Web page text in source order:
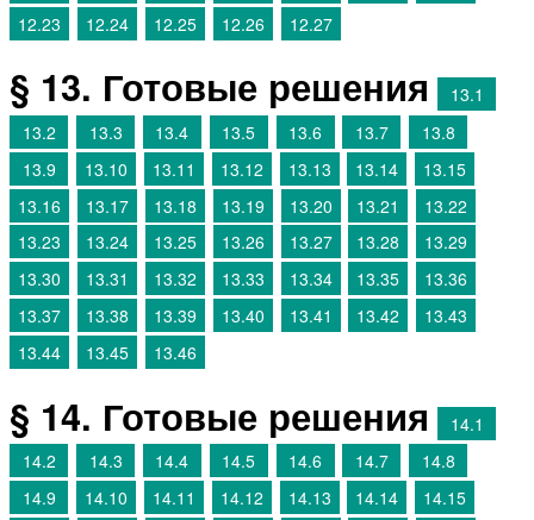
12.23
12.24 12.25 12.26 12.27
§ 13. Готовые решения
13.1
13.2
13.3 13.4 13.5 13.6 13.7
13.8
13.9
13.10 13.11 13.12 13.13 13.14
13.15
13.16
13.17 13.18 13.19 13.20 13.21
13.22
13.23
13.24 13.25 13.26 13.27 13.28
13.29
13.30
13.31 13.32 13.33 13.34 13.35
13.36
13.37
13.38 13.39 13.40 13.41 13.42
13.43
13.44
13.45 13.46
§ 14. Готовые решения
14.1
14.2
14.3 14.4 14.5 14.6 14.7
14.8
14.9
14.10 14.11 14.12 14.13 14.14
14.15